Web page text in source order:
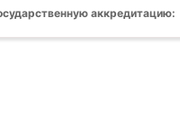
аккредитацию: